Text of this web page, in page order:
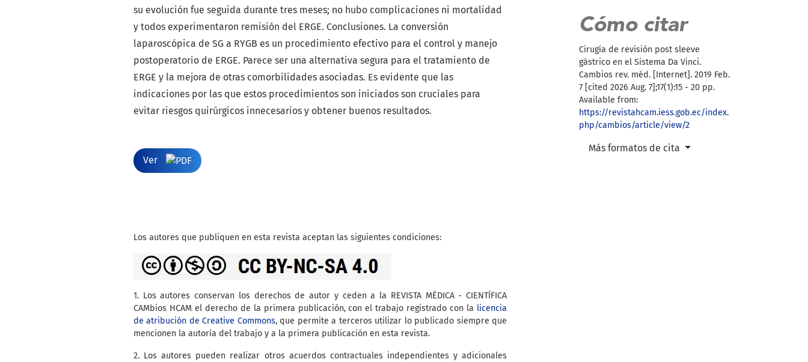
Cómo citar
Cirugía de revisión post sleeve
gástrico en el Sistema Da Vinci.
Cambios rev. méd. [Internet]. 2019 Feb.
7 [cited 2026 Aug. 7];17(1):15 - 20 pp.
Available from:
https://revistahcam.iess.gob.ec/index.
php/cambios/article/view/2
Más formatos de cita
su evolución fue seguida durante tres meses; no hubo complicaciones ni mortalidad
y todos experimentaron remisión del ERGE. Conclusiones. La conversión
laparoscópica de SG a RYGB es un procedimiento efectivo para el control y manejo
postoperatorio de ERGE. Parece ser una alternativa segura para el tratamiento de
ERGE y la mejora de otras comorbilidades asociadas. Es evidente que las
indicaciones por las que estos procedimientos son iniciados son cruciales para
evitar riesgos quirúrgicos innecesarios y obtener buenos resultados.
Ver
Los autores que publiquen en esta revista aceptan las siguientes condiciones:
1. Los autores conservan los derechos de autor y ceden a la REVISTA MÉDICA - CIENTÍFICA
CAMbios HCAM el derecho de la primera publicación, con el trabajo registrado con la licencia
de atribución de Creative Commons, que permite a terceros utilizar lo publicado siempre que
mencionen la autoría del trabajo y a la primera publicación en esta revista.
2. Los autores pueden realizar otros acuerdos contractuales independientes y adicionales